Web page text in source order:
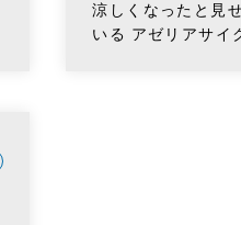
涼しくなったと見
いる アゼリアサイ